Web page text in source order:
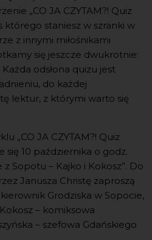
„CO JA CZYTAM?! Quiz
którego staniesz w szranki w
z innymi miłośnikami
się jeszcze dwukrotnie:
odsłona quizu jest
do każdej
lektur, z którymi warto się
„CO JA CZYTAM?! Quiz
się 10 października o godz.
z Sopotu– Kajko i Kokosz”. Do
Janusza Christę zaproszą
Grodziska w Sopocie,
– komiksowa
– szefowa Gdańskiego